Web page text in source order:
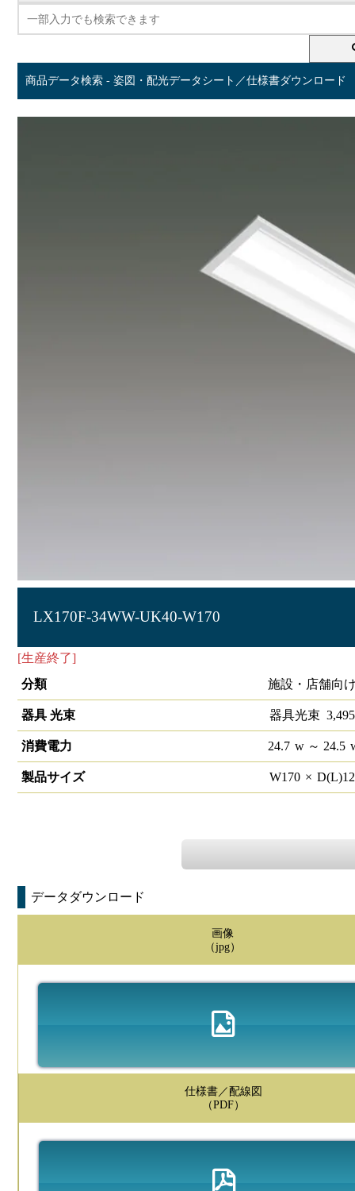
商品データ検索 - 姿図・配光データシート／仕様書ダウンロード
LX170F-34WW-UK40-W170
[生産終了]
分類
施設・店舗向
器具 光束 器具光束 3,495
消費電力 24.7 w～ 24.5
製品サイズ W170 × D(L)
データダウンロード
画像
（jpg）
仕様書／配線図
（PDF）